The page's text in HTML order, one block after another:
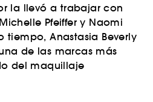
la llevó a trabajar con
Pfeiffer y Naomi
Anastasia Beverly
de las marcas más
del maquillaje